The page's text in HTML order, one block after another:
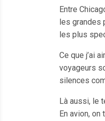
Entre
les grandes
les plus
Ce que j’ai
voyageurs
silences
Là aussi, le
En avion,